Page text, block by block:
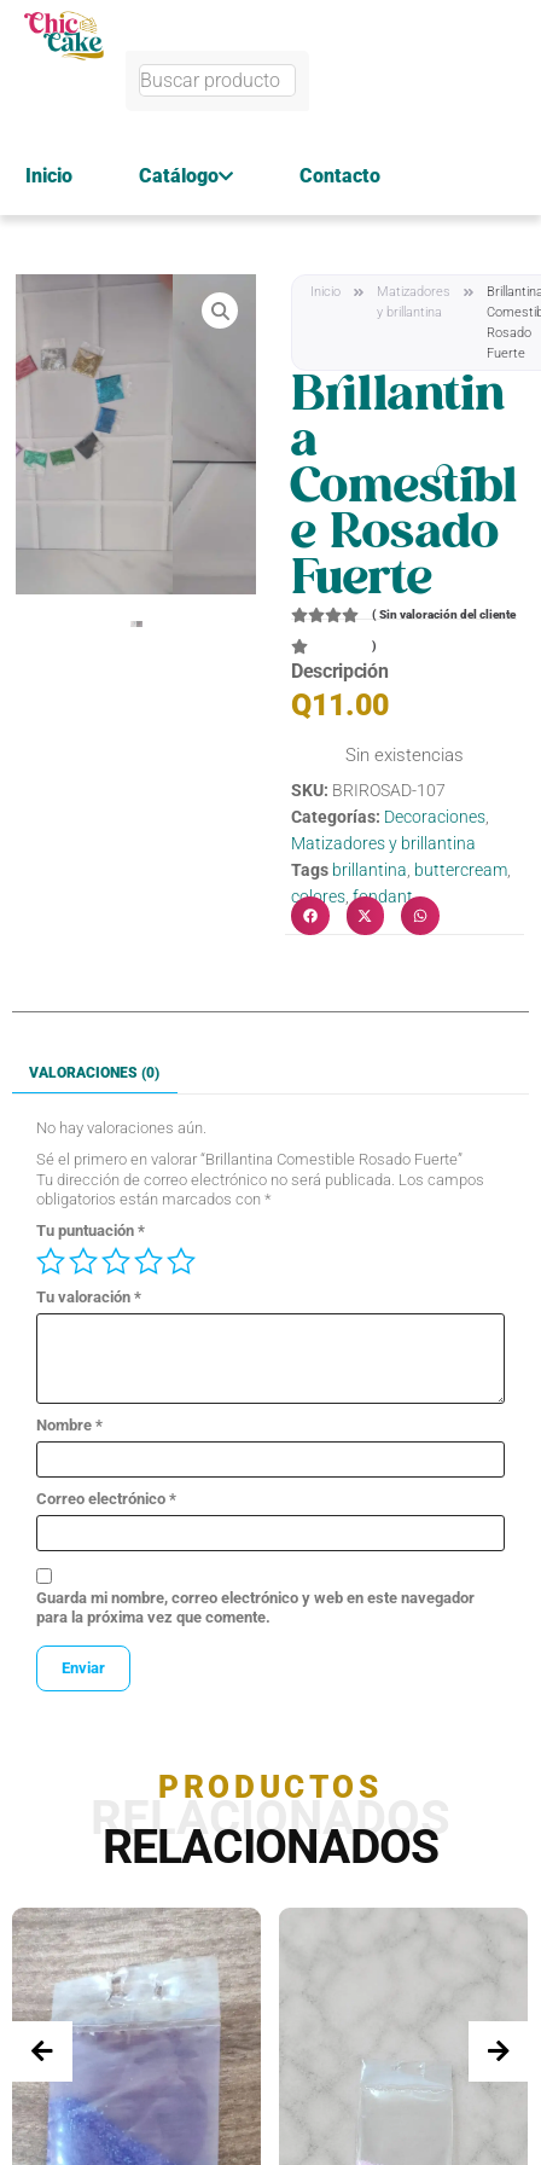
Inicio Catálogo Contacto
Inicio
Matizadores
y brillantina
Rosado
Fuerte
Brillantin
a
Comestibl
e Rosado
Fuerte
(Sin valoración del cliente
)
Descripción
Q11.00
Sin existencias
SKU: BRIROSAD-107
Categorías: Decoraciones
Matizadores y brillantina
Tags brillantina buttercream
colores ,fondant
VALORACIONES (0)
No hay valoraciones aún.
Sé el primero en valorar “Brillantina Comestible Rosado Fuerte”
Tu dirección de correo electrónico no será publicada. Los campos
obligatorios están marcados con *
Tu puntuación *
Tu valoración *
Nombre *
Correo electrónico *
Guarda mi nombre, correo electrónico y web en este navegador
para la próxima vez que comente.
PRODUCTOS
RELACIONADOS
RELACIONADOS